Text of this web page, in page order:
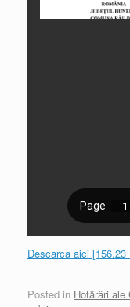
Descarca aici [156.23
Posted in Hotărâri ale